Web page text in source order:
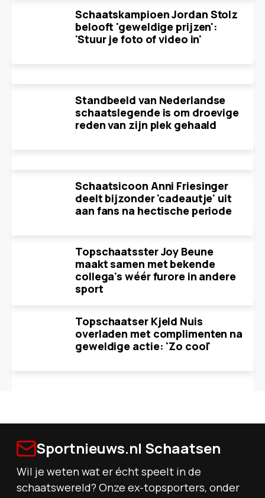
Schaatskampioen Jordan Stolz
belooft 'geweldige prijzen':
'Stuur je foto of video in'
Standbeeld van Nederlandse
schaatslegende is om droevige
reden van zijn plek gehaald
Schaatsicoon Anni Friesinger
deelt bijzonder 'cadeautje' uit
aan fans na hectische periode
Topschaatsster Joy Beune
maakt samen met bekende
collega's wéér furore in andere
sport
Topschaatser Kjeld Nuis
overladen met complimenten na
geweldige actie: 'Zo cool'